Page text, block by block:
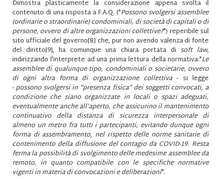
Dimostra plasticamente la considerazione appena svolta il
contenuto di una risposta a F.A.Q. ("Possono svolgersi assemblee
(ordinarie o straordinarie) condominiali, di società di capitali o di
persone, ovvero di altre organizzazioni collettive?") reperibile sul
sito ufficiale del governo[8] che, pur non avendo valenza di fonte
del diritto[9], ha comunque una chiara portata di soft law,
indirizzando l'interprete ad una prima lettura della normativa:"Le
assemblee di qualunque tipo, condominiali o societarie, ovvero
di ogni altra forma di organizzazione collettiva - si legge
-possono svolgersi in “presenza fisica” dei soggetti convocati, a
condizione che siano organizzate in locali o spazi adeguati,
eventualmente anche all’aperto, che assicurino il mantenimento
continuativo della distanza di sicurezza interpersonale di
almeno un metro fra tutti i partecipanti, evitando dunque ogni
forma di assembramento, nel rispetto delle norme sanitarie di
contenimento della diffusione del contagio da COVID-19. Resta
ferma la possibilità di svolgimento delle medesime assemblee da
remoto, in quanto compatibile con le specifiche normative
vigenti in materia di convocazioni e deliberazioni".